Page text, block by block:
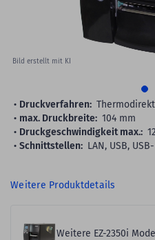
Bild erstellt mit KI
Druckverfahren:
max. Druckbreite: 104 mm
Druckgeschwindigkeit max.:
Schnittstellen: LAN, USB,
Weitere Produktdetails
Weitere EZ-2350i